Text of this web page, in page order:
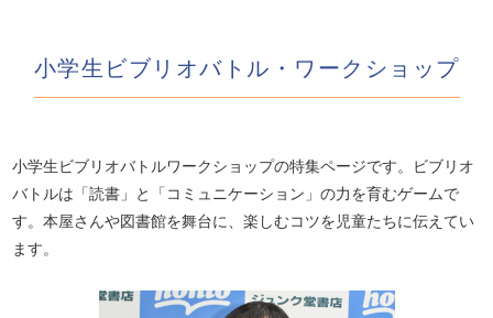
小学生ビブリオバトル・ワークショップ
小学生ビブリオバトルワークショップの特集ページです。ビブリオ
バトルは「読書」と「コミュニケーション」の力を育むゲームで
す。本屋さんや図書館を舞台に、楽しむコツを児童たちに伝えてい
ます。